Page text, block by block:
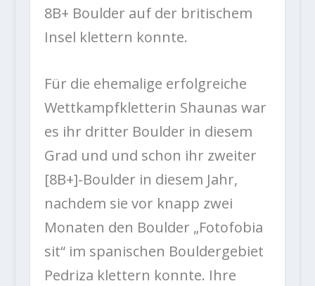
8B+ Boulder auf der britischem
Insel klettern konnte.
Für die ehemalige erfolgreiche
Wettkampfkletterin Shaunas war
es ihr dritter Boulder in diesem
Grad und und schon ihr zweiter
[8B+]-Boulder in diesem Jahr,
nachdem sie vor knapp zwei
Monaten den Boulder „Fotofobia
sit“ im spanischen Bouldergebiet
Pedriza klettern konnte. Ihre